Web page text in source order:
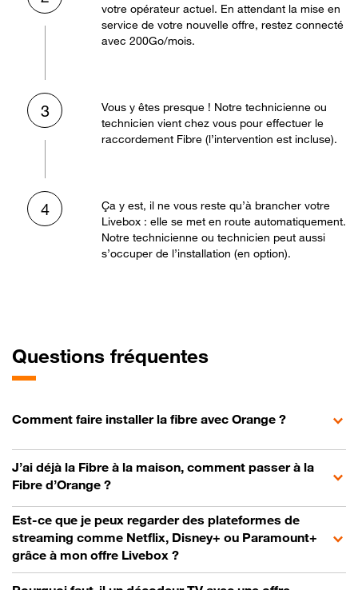
votre opérateur actuel. En attendant la mise en
service de votre nouvelle offre, restez connecté
avec 200Go/mois.
3
Vous y êtes presque ! Notre technicienne ou
technicien vient chez vous pour effectuer le
raccordement Fibre (l’intervention est incluse).
4
Ça y est, il ne vous reste qu’à brancher votre
Livebox : elle se met en route automatiquement.
Notre technicienne ou technicien peut aussi
s’occuper de l’installation (en option).
Questions fréquentes
Comment faire installer la fibre avec Orange ?
J’ai déjà la Fibre à la maison, comment passer à la
Fibre d’Orange ?
Est-ce que je peux regarder des plateformes de
streaming comme Netflix, Disney+ ou Paramount+
grâce à mon offre Livebox ?